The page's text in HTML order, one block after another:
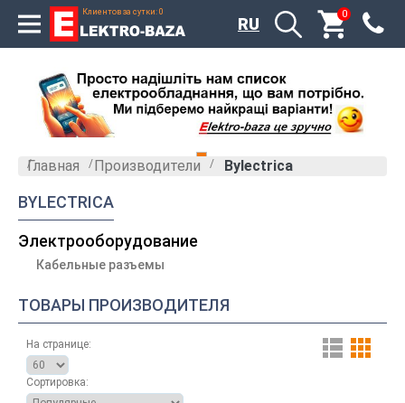
Клиентов за сутки: 0 0
RU
Главная »Производители » Bylectrica
BYLECTRICA
Электрооборудование
Кабельные разъемы
ТОВАРЫ ПРОИЗВОДИТЕЛЯ
На странице:
Сортировка: